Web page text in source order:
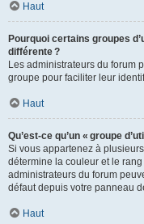
Haut
Pourquoi certains groupes
différente ?
Les administrateurs du forum
groupe pour faciliter leur
Haut
Qu’est-ce qu’un « groupe
Si vous appartenez à
détermine la couleur et le
administrateurs du forum
défaut depuis votre panneau
Haut